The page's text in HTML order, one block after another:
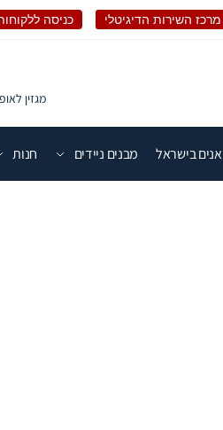
מרכז השירות הדיגיטלי כניסה
מגזין
בישראל מבנים ניידים חנות